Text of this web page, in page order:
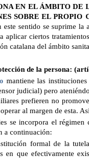
EN EL ÁMBITO DE
SOBRE EL PROPIO
este sentido se suprime
aplicar ciertos
catalana del ámbito
de la persona:
mantiene las
judicial) pero
prefieren no
al margen de esta.
se incorpora el
a continuación:
formal de la tutela,
en que efectivamente